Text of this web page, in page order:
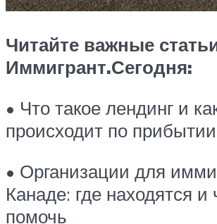
Читайте важные
Иммигрант.Сегодня:
• Что такое лендинг и
происходит по
• Организации для
Канаде: где находятся и
помочь